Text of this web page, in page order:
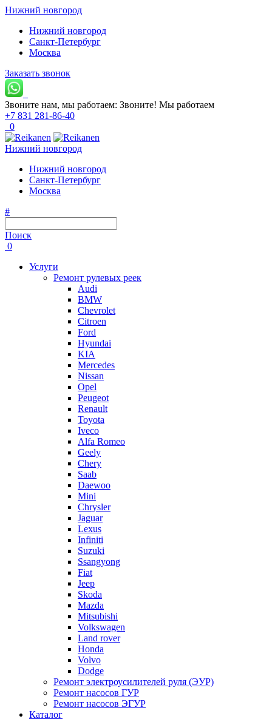
Нижний новгород
Нижний новгород
Санкт-Петербург
Москва
Заказать звонок
Звоните нам, мы работаем: Звоните! Мы работаем
+7 831 281-86-40
0
Нижний новгород
Нижний новгород
Санкт-Петербург
Москва
#
Поиск
0
Услуги
Ремонт рулевых реек
Audi
BMW
Chevrolet
Citroen
Ford
Hyundai
KIA
Mercedes
Nissan
Opel
Peugeot
Renault
Toyota
Iveco
Alfa Romeo
Geely
Chery
Saab
Daewoo
Mini
Chrysler
Jaguar
Lexus
Infiniti
Suzuki
Ssangyong
Fiat
Jeep
Skoda
Mazda
Mitsubishi
Volkswagen
Land rover
Honda
Volvo
Dodge
Ремонт электроусилителей руля (ЭУР)
Ремонт насосов ГУР
Ремонт насосов ЭГУР
Каталог